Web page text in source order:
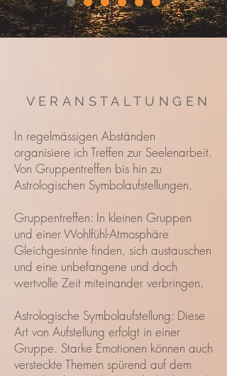
VERANSTALTUNGEN
In regelmässigen Abständen
organisiere ich Treffen zur Seelenarbeit.
Von Gruppentreffen bis hin zu
Astrologischen Symbolaufstellungen.
Gruppentreffen: In kleinen Gruppen
und einer Wohlfühl-Atmosphäre
Gleichgesinnte finden, sich austauschen
und eine unbefangene und doch
wertvolle Zeit miteinander verbringen.
Astrologische Symbolaufstellung: Diese
Art von Aufstellung erfolgt in einer
Gruppe. Starke Emotionen können auch
versteckte Themen spürend auf dem